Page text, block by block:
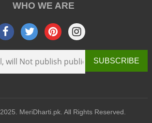
WHO WE ARE
SUBSCRIBE
MeriDharti.pk. All Rights Reserved.